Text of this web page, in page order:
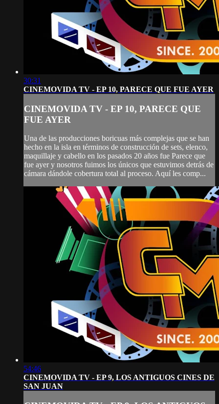
30:31
CINEMOVIDA TV - EP 10, PARECE QUE FUE AYER
CINEMOVIDA TV - EP 10, PARECE QUE
FUE AYER
Una de las producciones boricuas más complejas que se han
hecho en la isla en términos de construcción de sets, elenco,
maquillaje y cabello en los pasados 20 años fue Parece que
fue ayer y nosotros fuimos los únicos que estuvimos detrás de
cámara dándole cobertura total al proceso. Aquí les comp...
54:46
CINEMOVIDA TV - EP 9, LOS ANTIGUOS CINES DE
SAN JUAN